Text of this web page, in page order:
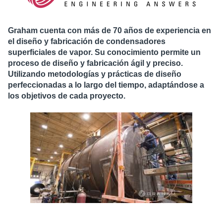
Graham cuenta con más de 70 años de experiencia en
el diseño y fabricación de condensadores
superficiales de vapor. Su conocimiento permite un
proceso de diseño y fabricación ágil y preciso.
Utilizando metodologías y prácticas de diseño
perfeccionadas a lo largo del tiempo, adaptándose a
los objetivos de cada proyecto.